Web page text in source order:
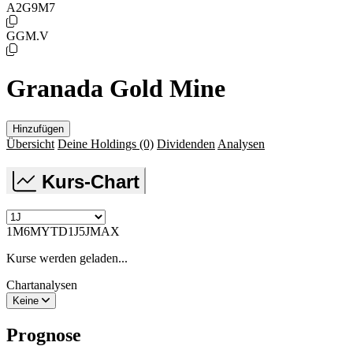
A2G9M7
GGM.V
Granada Gold Mine
Hinzufügen
Übersicht Deine Holdings (0) Dividenden Analysen
Kurs-Chart
1M6MYTD1J5JMAX
Kurse werden geladen...
Chartanalysen
Keine
Prognose